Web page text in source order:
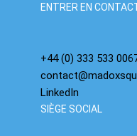
+44 (0) 333 533
LinkedIn
ENTRER EN
SIÈGE SOCIAL